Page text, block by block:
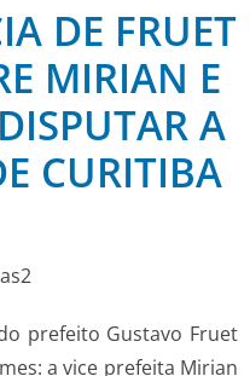
DE FRUET
MIRIAN E
A
CURITIBA
prefeito Gustavo Fruet
a vice prefeita Mirian